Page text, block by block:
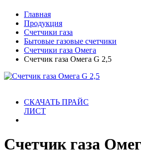
Главная
Продукция
Счетчики газа
Бытовые газовые счетчики
Счетчики газа Омега
Счетчик газа Омега G 2,5
СКАЧАТЬ ПРАЙС
ЛИСТ
Счетчик газа